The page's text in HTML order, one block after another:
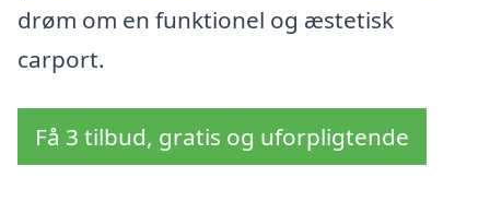
drøm om en funktionel og æstetisk
carport.
Få 3 tilbud, gratis og uforpligtende